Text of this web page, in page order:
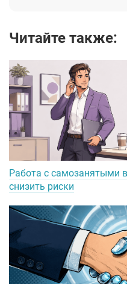
Читайте также:
Работа с самозанятыми
снизить риски